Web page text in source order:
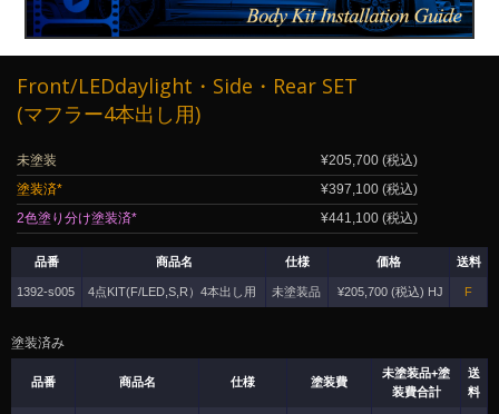
Front/LEDdaylight・Side・Rear SET
(マフラー4本出し用)
未塗装
¥205,700 (税込)
塗装済*
¥397,100 (税込)
2色塗り分け塗装済*
¥441,100 (税込)
品番 商品名 仕様 価格 送料
1392-s005 4点KIT(F/LED,S,R）4本出し用 未塗装品 ¥205,700 (税込) HJ F
塗装済み
品番 商品名 仕様 塗装費
未塗装品+塗
装費合計
送
料